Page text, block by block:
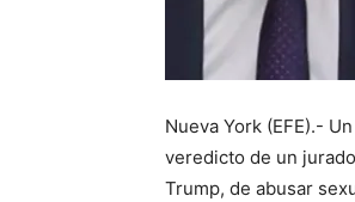
Nueva York (EFE).-
veredicto de un
Trump, de abusar